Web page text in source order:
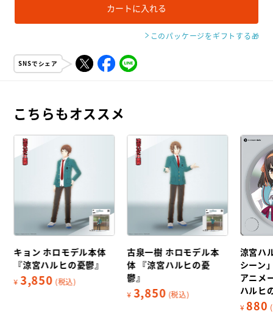
カートに入れる
このパッケージをギフトする🎁
SNSでシェア
こちらもオススメ
キョン ホロモデル本体
『涼宮ハルヒの憂鬱』
¥ 3,850 (税込)
古泉一樹 ホロモデル本
体 『涼宮ハルヒの憂
鬱』
¥ 3,850 (税込)
涼宮ハ
シーン
アニメ
ハルヒ
¥ 880